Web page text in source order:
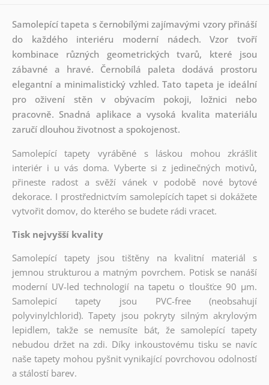
Samolepící tapeta s černobílými zajímavými vzory přináší
do každého interiéru moderní nádech. Vzor tvoří
kombinace různých geometrických tvarů, které jsou
zábavné a hravé. Černobílá paleta dodává prostoru
elegantní a minimalistický vzhled. Tato tapeta je ideální
pro oživení stěn v obývacím pokoji, ložnici nebo
pracovně. Snadná aplikace a vysoká kvalita materiálu
zaručí dlouhou životnost a spokojenost.
Samolepící tapety vyráběné s láskou mohou zkrášlit
interiér i u vás doma. Vyberte si z jedinečných motivů,
přineste radost a svěží vánek v podobě nové bytové
dekorace. I prostřednictvím samolepících tapet si dokážete
vytvořit domov, do kterého se budete rádi vracet.
Tisk nejvyšší kvality
Samolepící tapety jsou tištěny na kvalitní materiál s
jemnou strukturou a matným povrchem. Potisk se nanáší
moderní UV-led technologií na tapetu o tloušťce 90 µm.
Samolepicí tapety jsou PVC-free (neobsahují
polyvinylchlorid). Tapety jsou pokryty silným akrylovým
lepidlem, takže se nemusíte bát, že samolepící tapety
nebudou držet na zdi. Díky inkoustovému tisku se navíc
naše tapety mohou pyšnit vynikající povrchovou odolností
a stálostí barev.